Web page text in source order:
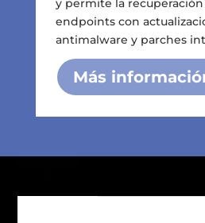
y permite la recuperación
endpoints con
antimalware y parches
Más